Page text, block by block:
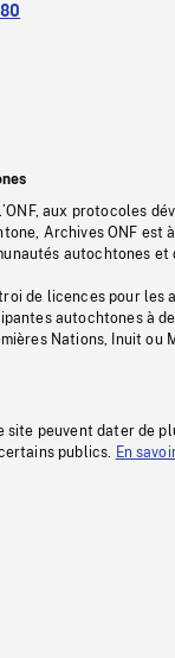
aux protocoles
Archives ONF
autochtones
de licences pour
autochtones à
Nations, Inuit ou
site peuvent dater de
publics.
En